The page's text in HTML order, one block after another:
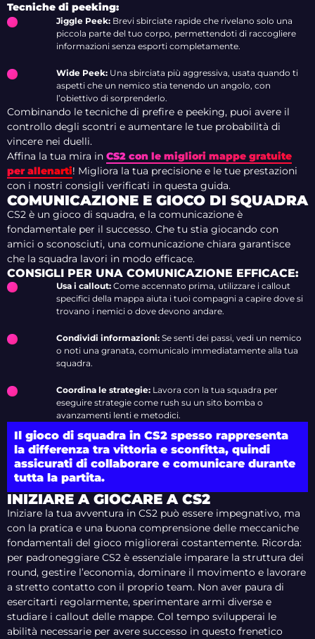
Tecniche di peeking:
Jiggle Peek: Brevi sbirciate rapide che rivelano solo una
piccola parte del tuo corpo, permettendoti di raccogliere
informazioni senza esporti completamente.
Wide Peek: Una sbirciata più aggressiva, usata quando ti
aspetti che un nemico stia tenendo un angolo, con
l’obiettivo di sorprenderlo.
Combinando le tecniche di prefire e peeking, puoi avere il
controllo degli scontri e aumentare le tue probabilità di
vincere nei duelli.
Affina la tua mira in CS2 con le migliori mappe gratuite
per allenarti! Migliora la tua precisione e le tue prestazioni
con i nostri consigli verificati in questa guida.
COMUNICAZIONE E GIOCO DI SQUADRA
CS2 è un gioco di squadra, e la comunicazione è
fondamentale per il successo. Che tu stia giocando con
amici o sconosciuti, una comunicazione chiara garantisce
che la squadra lavori in modo efficace.
CONSIGLI PER UNA COMUNICAZIONE EFFICACE:
Usa i callout: Come accennato prima, utilizzare i callout
specifici della mappa aiuta i tuoi compagni a capire dove si
trovano i nemici o dove devono andare.
Condividi informazioni: Se senti dei passi, vedi un nemico
o noti una granata, comunicalo immediatamente alla tua
squadra.
Coordina le strategie: Lavora con la tua squadra per
eseguire strategie come rush su un sito bomba o
avanzamenti lenti e metodici.
Il gioco di squadra in CS2 spesso rappresenta
la differenza tra vittoria e sconfitta, quindi
assicurati di collaborare e comunicare durante
tutta la partita.
INIZIARE A GIOCARE A CS2
Iniziare la tua avventura in CS2 può essere impegnativo, ma
con la pratica e una buona comprensione delle meccaniche
fondamentali del gioco migliorerai costantemente. Ricorda:
per padroneggiare CS2 è essenziale imparare la struttura dei
round, gestire l’economia, dominare il movimento e lavorare
a stretto contatto con il proprio team. Non aver paura di
esercitarti regolarmente, sperimentare armi diverse e
studiare i callout delle mappe. Col tempo svilupperai le
abilità necessarie per avere successo in questo frenetico